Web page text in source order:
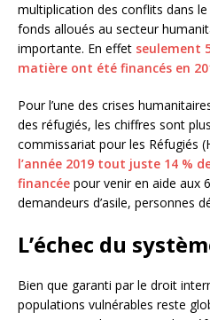
multiplication des conflits dans le
fonds alloués au secteur
importante. En effet seulement
matière ont été financés en
Pour l’une des crises
des réfugiés, les chiffres sont
commissariat pour les Réfugiés
l’année 2019 tout juste 14 %
financée pour venir en aide aux
demandeurs d’asile, personnes
L’échec du
Bien que garanti par le droit
populations vulnérables reste